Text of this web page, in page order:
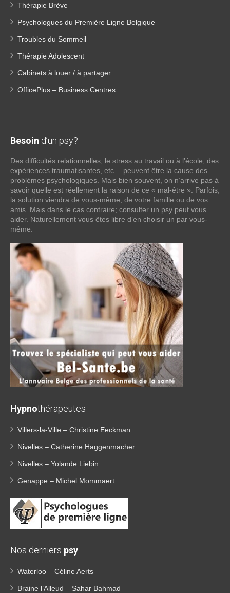
Thérapie Brève
Psychologues du Première Ligne Belgique
Troubles du Sommeil
Thérapie Adolescent
Cabinets à louer / à partager
OfficePlus – Business Centres
Besoin d’un psy?
Des difficultés relationnelles, le stress au travail ou à l’école, des
expériences traumatisantes, etc… peuvent être la cause des
problèmes psychologiques. Mais bien souvent, on n’arrive pas à
savoir quelle est réellement la raison de ce « mal-être ». Parfois,
la solution viendra de vous-même, de votre famille ou de vos
amis. Mais dans le cas contraire; consulter un psy peut vous
aider. Naturellement vous êtes libre d’en choisir un par vous-
même.
Hypnothérapeutes
Villers-la-Ville – Christine Eeckman
Nivelles – Catherine Haggenmacher
Nivelles – Yolande Liebin
Genappe – Michel Mommaert
Nos derniers psy
Waterloo – Céline Aerts
Braine l’Alleud – Sahar Bahmad